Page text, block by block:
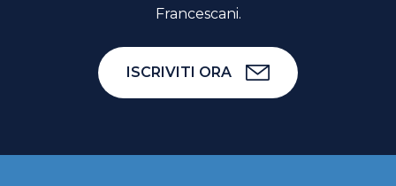
Francescani.
ISCRIVITI ORA